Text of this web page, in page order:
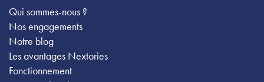
Qui sommes-nous ?
Nos engagements
Notre blog
Les avantages Nextories
Fonctionnement